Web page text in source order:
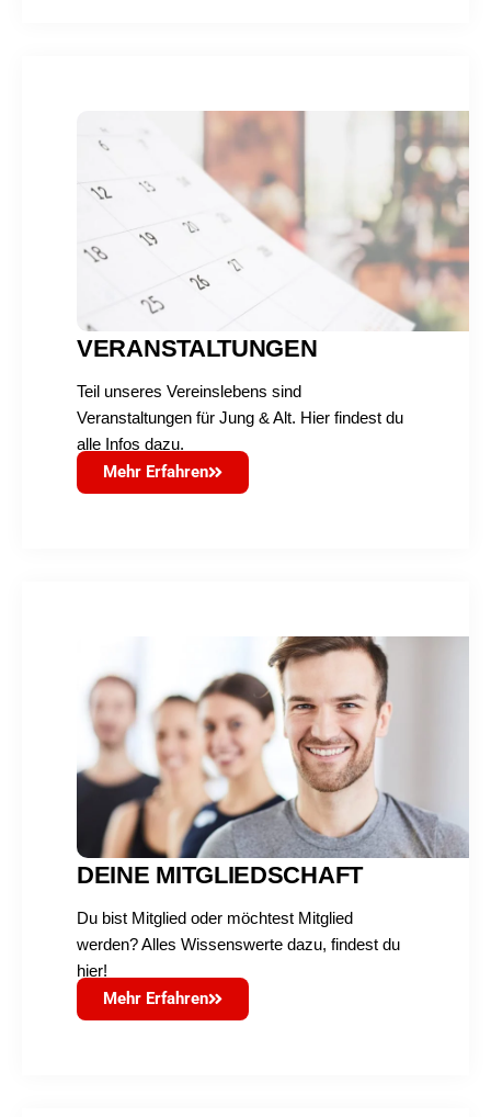
VERANSTALTUNGEN
Teil unseres Vereinslebens sind
Veranstaltungen für Jung & Alt. Hier findest du
alle Infos dazu.
Mehr Erfahren
DEINE MITGLIEDSCHAFT
Du bist Mitglied oder möchtest Mitglied
werden? Alles Wissenswerte dazu, findest du
hier!
Mehr Erfahren